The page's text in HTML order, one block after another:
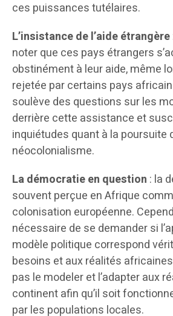
ces puissances tutélaires.
L’insistance de l’aide étrangère
noter que ces pays étrangers
obstinément à leur aide, même
rejetée par certains pays
soulève des questions sur les
derrière cette assistance et
inquiétudes quant à la poursuite
néocolonialisme.
La démocratie en question : la
souvent perçue en Afrique
colonisation européenne.
nécessaire de se demander si
modèle politique correspond
besoins et aux réalités
pas le modeler et l’adapter aux
continent afin qu’il soit
par les populations locales.